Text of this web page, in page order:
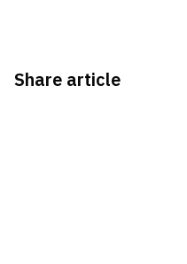
Share article